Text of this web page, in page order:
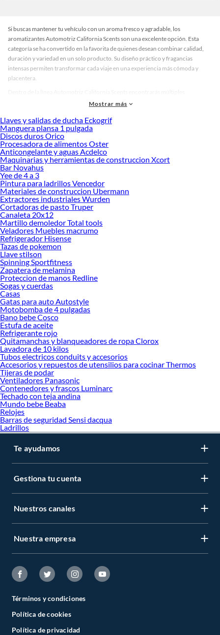
Si buscas mantener tu vehículo con un aroma fresco y agradable, los
aromatizantes Automotriz California Scents son una excelente opción. Esta
categoría se ha convertido en la favorita de quienes desean combinar calidad,
duración y variedad en un solo producto. Su diseño práctico y fragancias
intensas permiten transformar cada viaje en una experiencia más cómoda y
placentera.
alternativas que se adaptan a diferentes estilos y preferencias. Desde aromas
pensada para ofrecer una sensación única. Además, su formato compacto
facilita colocarlos en cualquier parte del vehículo sin ocupar espacio,
manteniendo la frescura por semanas.
Elegir el aromatizante adecuado no solo mejora el ambiente interior, sino que
también refleja tu personalidad. Si prefieres fragancias duraderas, esta marca
destaca por su tecnología que prolonga el aroma sin perder intensidad. Explora
las distintas colecciones y descubre cuál se adapta mejor a ti. Conoce más sobre
sus beneficios y encuentra la opción ideal para tu auto.
Enlaces relacionados:
Llantas Goodyear
Autoradio Pioneer
Llantas aro 14
Llantas aro 16
Llantas aro 12
Llantas aro 13
Llantas aro 17
Llantas aro 15
Llantas Yokohama
Llantas Kenda
Baterias para Auto Bosch
Hidrolavadoras y Accesorios Truper
Autoradio Aiwa
Baterias para Auto Etna
Llantas aro 18
Autoradio Dairu
Aceite para motor Liqui moly
Autoradio Navitech
Autoradio Oem
Baterias para Auto Baterias enerjet
Autoradio Baofeng
Llantas Westlake
Llantas Maxxis
Llantas aro 19
Mostrar más
Llaves y salidas de ducha Eckogrif
Manguera plansa 1 pulgada
Discos duros Orico
Procesadora de alimentos Oster
Anticongelante y aguas Acdelco
Maquinarias y herramientas de construccion Xcort
Bar Novahus
Yee de 4 a 3
Pintura para ladrillos Vencedor
Materiales de construccion Ubermann
Extractores industriales Wurden
Cortadoras de pasto Truper
Canaleta 20x12
Martillo demoledor Total tools
Veladores Muebles macrumo
Refrigerador Hisense
Tazas de pokemon
Llave stilson
Spinning Sportfitness
Zapatera de melamina
Proteccion de manos Redline
Sogas y cuerdas
Casas
Gatas para auto Autostyle
Motobomba de 4 pulgadas
Bano bebe Cosco
Estufa de aceite
Refrigerante rojo
Quitamanchas y blanqueadores de ropa Clorox
Lavadora de 10 kilos
Tubos electricos conduits y accesorios
Accesorios y repuestos de utensilios para cocinar Thermos
Tijeras de podar
Ventiladores Panasonic
Contenedores y frascos Luminarc
Techado con teja andina
Mundo bebe Beaba
Relojes
Barras de seguridad Sensi dacqua
Ladrillos
Te ayudamos
Gestiona tu cuenta
Nuestros canales
Nuestra empresa
Términos y condiciones
Política de cookies
Política de privacidad